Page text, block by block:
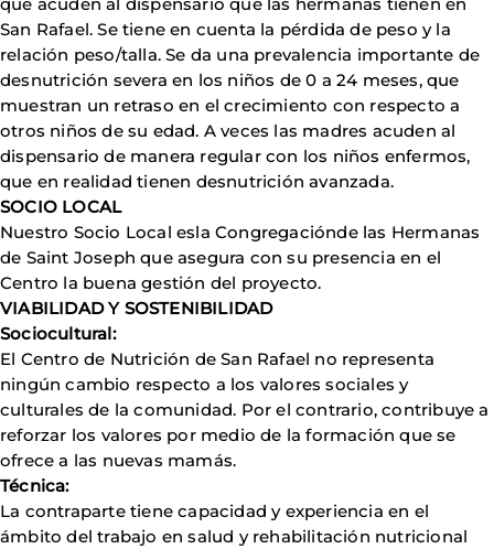
San Rafael. Se tiene en cuenta la pérdida de peso y la
relación peso/talla. Se da una prevalencia importante de
desnutrición severa en los niños de 0 a 24 meses, que
muestran un retraso en el crecimiento con respecto a
otros niños de su edad. A veces las madres acuden al
dispensario de manera regular con los niños enfermos,
que en realidad tienen desnutrición avanzada.
SOCIO LOCAL
Nuestro Socio Local esla Congregaciónde las Hermanas
de Saint Joseph que asegura con su presencia en el
Centro la buena gestión del proyecto.
VIABILIDAD Y SOSTENIBILIDAD
Sociocultural:
El Centro de Nutrición de San Rafael no representa
ningún cambio respecto a los valores sociales y
culturales de la comunidad. Por el contrario, contribuye a
reforzar los valores por medio de la formación que se
ofrece a las nuevas mamás.
Técnica:
La contraparte tiene capacidad y experiencia en el
ámbito del trabajo en salud y rehabilitación nutricional